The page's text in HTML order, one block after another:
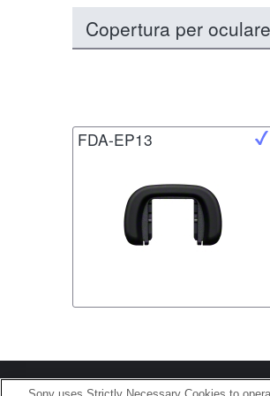
Copertura per oculare
FDA-EP13